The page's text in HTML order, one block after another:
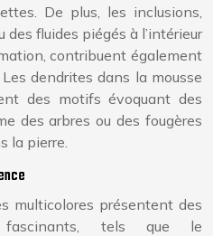
De plus, les inclusions,
des fluides piégés à l’intérieur
contribuent également
dendrites dans la mousse
des motifs évoquant des
des arbres ou des fougères
la pierre.
multicolores présentent des
fascinants, tels que le